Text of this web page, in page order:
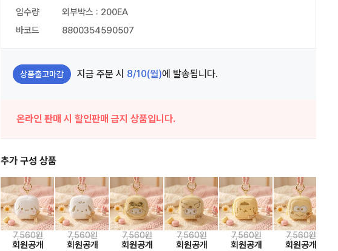
입수량
외부박스 : 200EA
바코드
8800354590507
상품출고마감 지금 주문 시 8/10(월)에 발송됩니다.
온라인 판매 시 할인판매 금지 상품입니다.
추가 구성 상품
7,560원
회원공개
7,560원
회원공개
7,560원
회원공개
7,560원
회원공개
7,560원
회원공개
7,560원
회원공개